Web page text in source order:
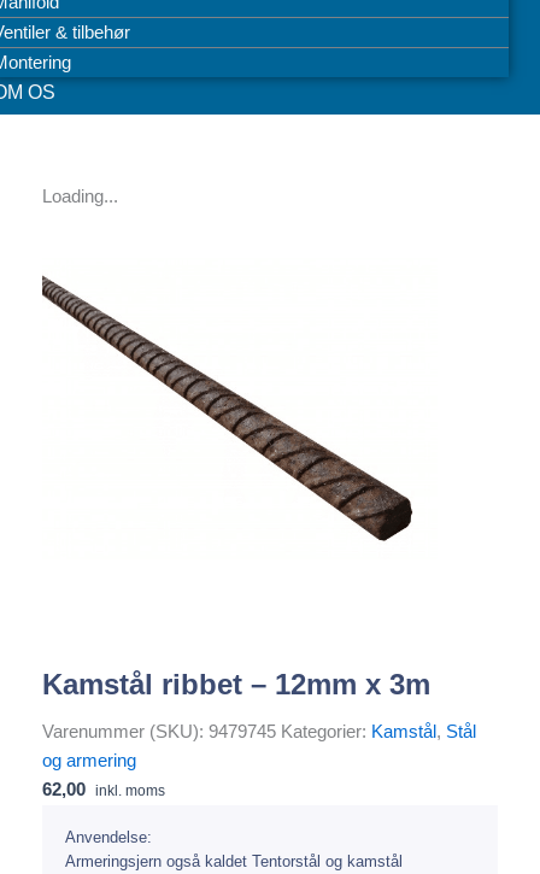
& tilbehør
OS
Loading...
Kamstål ribbet – 12mm x 3m
Varenummer (SKU): 9479745 Kategorier: Kamstål , Stål
og armering
62,00 inkl. moms
Anvendelse:
Armeringsjern også kaldet Tentorstål og kamstål